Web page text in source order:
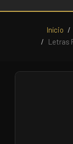
Início
Letras